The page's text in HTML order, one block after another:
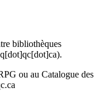
bibliothèques
.
ou au Catalogue des